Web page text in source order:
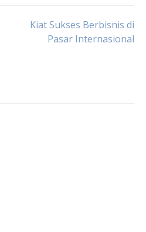
Kiat Sukses Berbisnis di
Pasar Internasional